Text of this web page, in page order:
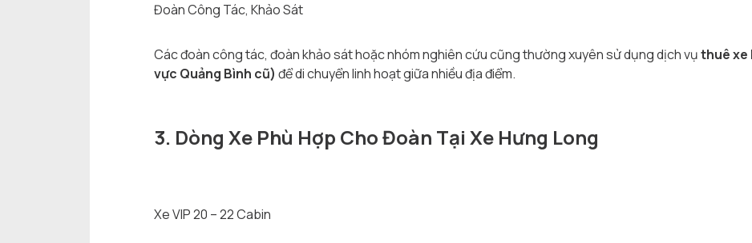
Đoàn Công Tác, Khảo Sát
Các đoàn công tác, đoàn khảo sát hoặc nhóm nghiên cứu cũng thường xuyên sử dụng dịch vụthuê xe
vực Quảng Bình cũ) để di chuyển linh hoạt giữa nhiều địa điểm.
3. Dòng Xe Phù Hợp Cho Đoàn Tại Xe Hưng Long
Xe VIP 20 – 22 Cabin